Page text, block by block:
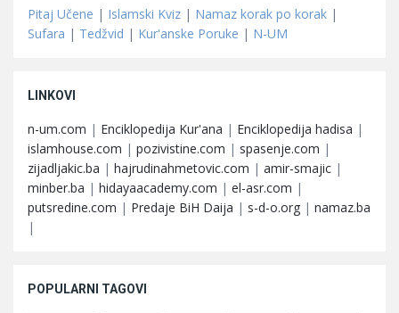
Pitaj Učene | Islamski Kviz | Namaz korak po korak |
Sufara | Tedžvid | Kur'anske Poruke | N-UM
LINKOVI
n-um.com | Enciklopedija Kur'ana | Enciklopedija hadisa |
islamhouse.com | pozivistine.com | spasenje.com |
zijadljakic.ba | hajrudinahmetovic.com | amir-smajic |
minber.ba | hidayaacademy.com | el-asr.com |
putsredine.com | Predaje BiH Daija | s-d-o.org | namaz.ba
|
POPULARNI TAGOVI